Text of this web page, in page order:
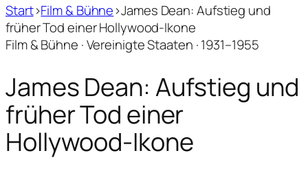
Start›Film & Bühne›James Dean: Aufstieg und
früher Tod einer Hollywood-Ikone
Film & Bühne · Vereinigte Staaten · 1931–1955
James Dean: Aufstieg und
früher Tod einer
Hollywood-Ikone